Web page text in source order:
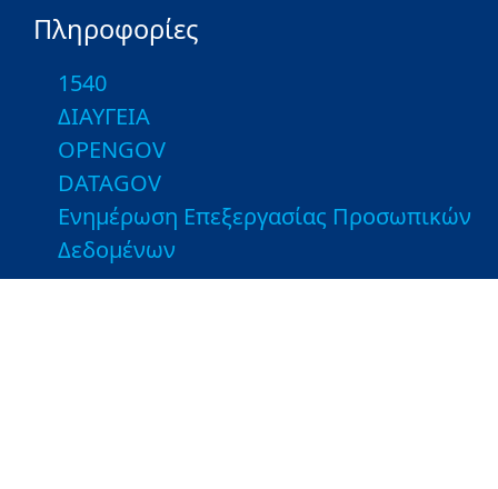
Πληροφορίες
1540
ΔΙΑΥΓΕΙΑ
OPENGOV
DATAGOV
Ενημέρωση Επεξεργασίας Προσωπικών
Δεδομένων